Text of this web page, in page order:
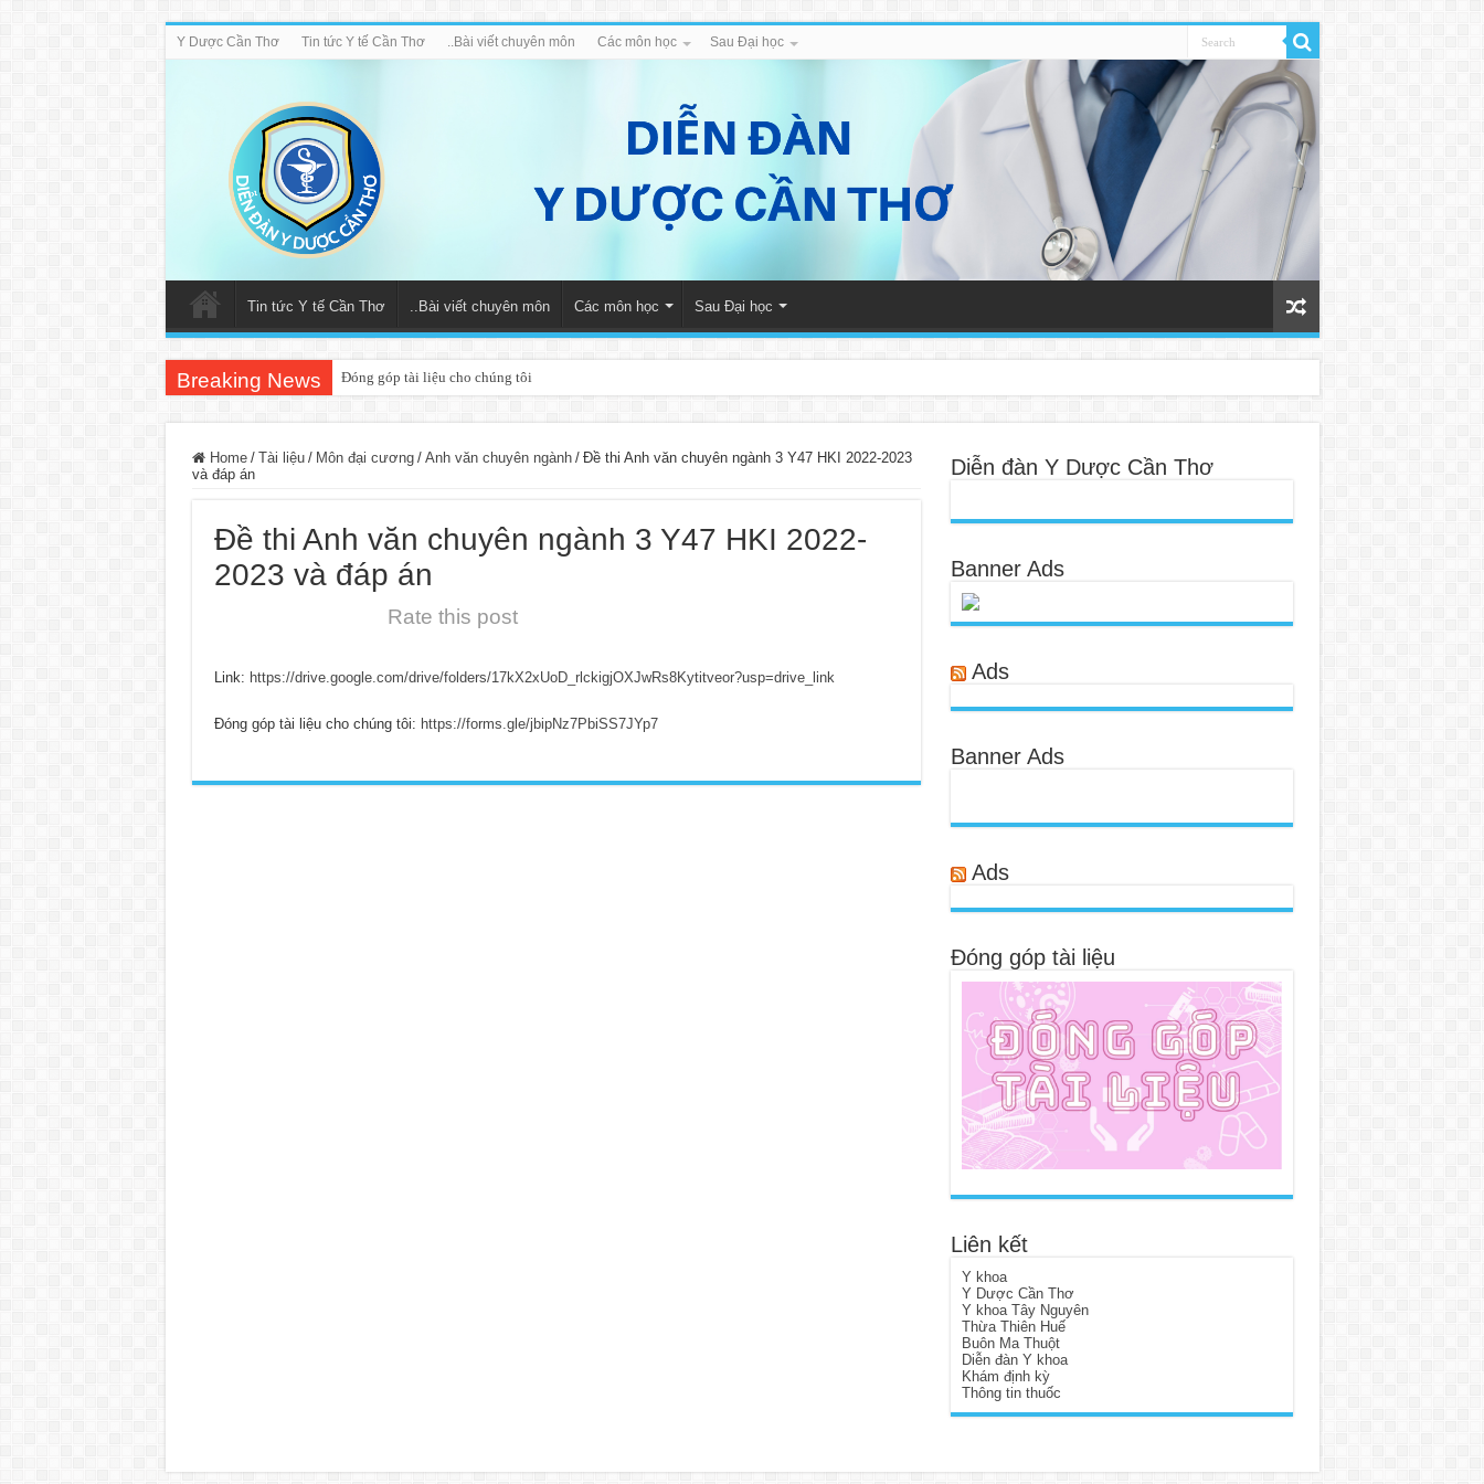
Y Dược Cần Thơ Tin tức Y tế Cần Thơ ..Bài viết chuyên môn Các môn học Sau Đại học
Tin tức Y tế Cần Thơ ..Bài viết chuyên môn Các môn học Sau Đại học
Breaking News Đóng góp tài liệu cho chúng tôi
Home / Tài liệu / Môn đại cương / Anh văn chuyên ngành / Đề thi Anh văn chuyên ngành 3 Y47 HKI 2022-2023
và đáp án
Đề thi Anh văn chuyên ngành 3 Y47 HKI 2022-
2023 và đáp án
Rate this post
Link: https://drive.google.com/drive/folders/17kX2xUoD_rlckigjOXJwRs8Kytitveor?usp=drive_link
Đóng góp tài liệu cho chúng tôi: https://forms.gle/jbipNz7PbiSS7JYp7
Diễn đàn Y Dược Cần Thơ
Banner Ads
Ads
Banner Ads
Ads
Đóng góp tài liệu
Liên kết
Y khoa
Y Dược Cần Thơ
Y khoa Tây Nguyên
Thừa Thiên Huế
Buôn Ma Thuột
Diễn đàn Y khoa
Khám định kỳ
Thông tin thuốc